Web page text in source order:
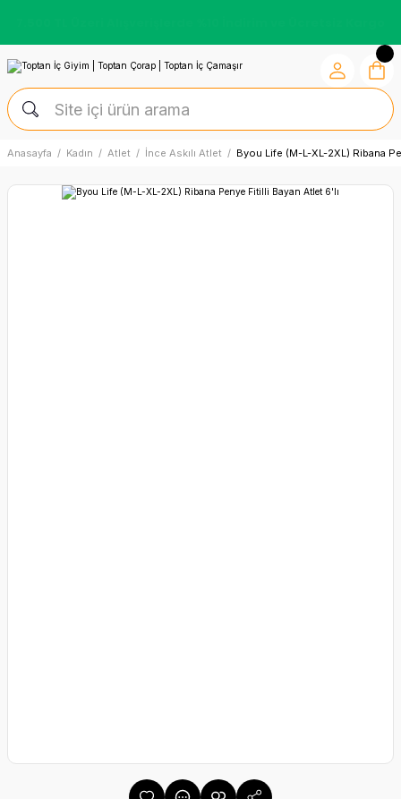
Anasayfa Kadın Atlet İnce Askılı Atlet Byou Life (M-L-XL-2XL) Ribana